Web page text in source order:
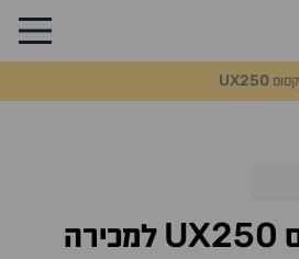
UX250
UX250 למכירה